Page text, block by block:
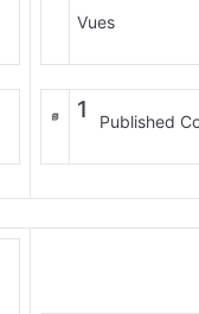
Vues
1 Published